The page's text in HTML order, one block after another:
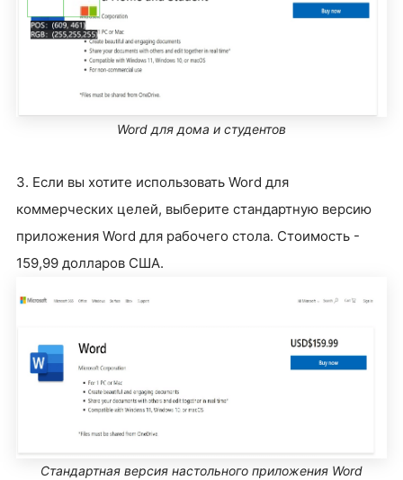
Word для дома и студентов
3. Если вы хотите использовать Word для
коммерческих целей, выберите стандартную версию
приложения Word для рабочего стола. Стоимость -
159,99 долларов США.
Стандартная версия настольного приложения Word